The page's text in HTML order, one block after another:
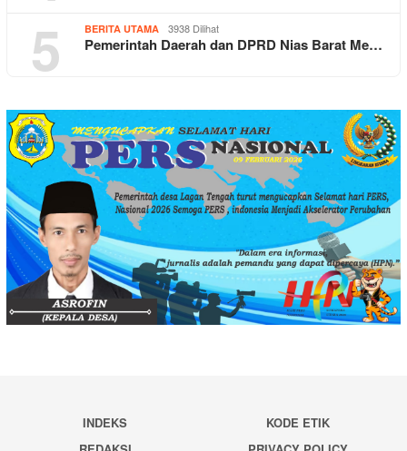
5 BERITA UTAMA 3938 Dilihat
Pemerintah Daerah dan DPRD Nias Barat Me…
INDEKS
KODE ETIK